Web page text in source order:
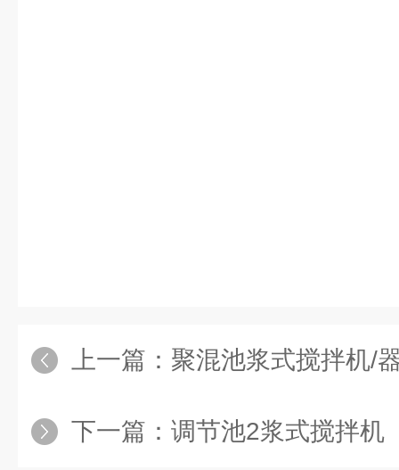
上一篇： 聚混池浆式搅拌机/
下一篇： 调节池2浆式搅拌机